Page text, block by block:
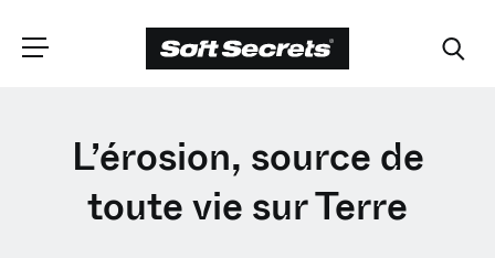
CHOISISSEZ VOTRE
EMPLACEMENT
L’érosion, source de
toute vie sur Terre